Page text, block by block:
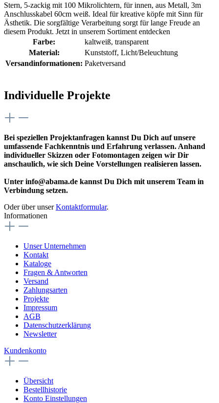
Stern, 5-zackig mit 100 Mikrolichtern, für innen, aus Metall, 3m
Anschlusskabel 60cm weiß. Ideal für kreative köpfe mit Sinn für
Ästhetik. Die sorgfältige Verarbeitung sorgt für lange Freude an
diesem Produkt. Jetzt in unserem Sortiment entdecken
Farbe:
kaltweiß, transparent
Material:
Kunststoff, Licht/Beleuchtung
Versandinformationen: Paketversand
Individuelle Projekte
Bei speziellen Projektanfragen kannst Du Dich auf unsere
umfassende Fachkenntnis und Erfahrung verlassen. Anhand
individueller Skizzen oder Fotomontagen zeigen wir Dir
anschaulich, wie sich Deine Vorstellungen realisieren lassen.
Unter info@abama.de kannst Du Dich mit unserem Team in
Verbindung setzen.
Oder über unserKontaktformular.
Informationen
Unser Unternehmen
Kontakt
Kataloge
Fragen & Antworten
Versand
Zahlungsarten
Projekte
Impressum
AGB
Datenschutzerklärung
Newsletter
Kundenkonto
Übersicht
Bestellhistorie
Konto Einstellungen